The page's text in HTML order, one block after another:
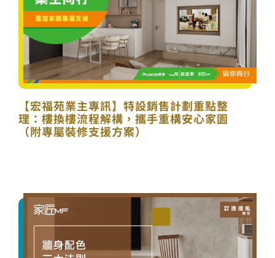
【宏福苑業主專訊】特設銷售計劃重點整
理：樓換樓流程解構，攜手重構安心家園
（附專屬裝修支援方案）